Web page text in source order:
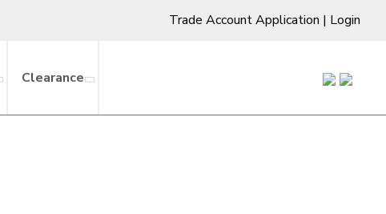
Trade Account Application | Login
Clearance